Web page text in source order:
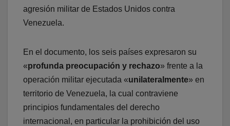
agresión militar de Estados Unidos contra
Venezuela.
En el documento, los seis países expresaron su
«profunda preocupación y rechazo» frente a la
operación militar ejecutada «unilateralmente» en
territorio de Venezuela, la cual contraviene
principios fundamentales del derecho
internacional, en particular la prohibición del uso